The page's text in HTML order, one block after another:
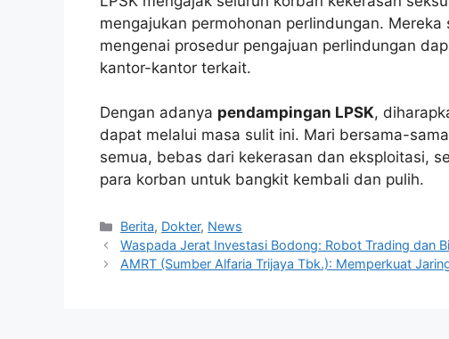
mengajukan permohonan perlindungan.
mengenai prosedur pengajuan perlindungan
kantor-kantor terkait.
Dengan adanya pendampingan LPSK,
dapat melalui masa sulit ini. Mari bersama-
semua, bebas dari kekerasan dan eksploitasi,
para korban untuk bangkit kembali dan pulih.
Kategori
Berita, Dokter, News
Waspada Jerat Investasi Bodong: Robot Trading dan
AMRT (Sumber Alfaria Trijaya Tbk.): Memperkuat